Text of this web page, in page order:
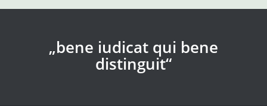
„bene iudicat qui bene
distinguit“